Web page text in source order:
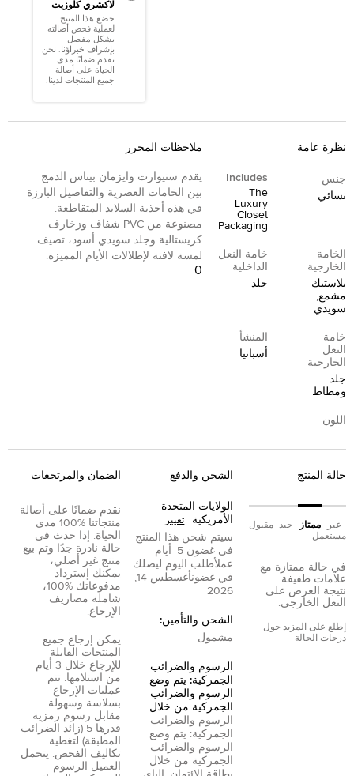
لاكشري كلوزيت
خضع هذا المنتج
لعملية فحص أصالته
بشكل مفصل
بإشراف خبراؤنا. نحن
نقدم ضمانًا مدى
الحياة على أصالة
جميع المنتجات لدينا.
نظرة عامة
جنس
نسائي
Includes
The
Luxury
Closet
Packaging
الخامة
الخارجية
بلاستيك
مشمع,
سويدي
خامة النعل
الداخلية
جلد
خامة
النعل
الخارجية
جلد
ومطاط
المنشأ
أسبانيا
اللون
ملاحظات المحرر
يقدم ستيوارت وايزمان بيناس الدمج
بين الخامات العصرية والتفاصيل البارزة
في هذه أحذية السلايد المتقاطعة.
مصنوعة من PVC شفاف وزخارف
كريستالية وجلد سويدي أسود، تضيف
لمسة لافتة لإطلالات الأيام المميزة.
0
حالة المنتج
غير
مستعمل
ممتاز جيد مقبول
في حالة ممتازة مع
علامات طفيفة
نتيجة العرض على
النعل الخارجي.
إطلع على المزيد حول
درجات الحالة
الشحن والدفع
الولايات المتحدة
الأمريكية
تغيير
سيتم شحن هذا المنتج
في غضون 5
أيام
عملأطلب اليوم ليصلك
في غضون
أغسطس 14,
2026
الشحن والتأمين:
مشمول
الرسوم والضرائب
الجمركية: يتم وضع
الرسوم والضرائب
الجمركية من خلال
الرسوم والضرائب
الجمركية: يتم وضع
الرسوم والضرائب
الجمركية من خلال
الضمان والمرتجعات
نقدم ضمانًا على أصالة
منتجاتنا %100 مدى
الحياة. إذا حدث في
حالة نادرة جدًا وتم بيع
منتج غير أصلي،
يمكنك إسترداد
مدفوعاتك %100،
شاملة مصاريف
الإرجاع.
يمكن إرجاع جميع
المنتجات القابلة
للإرجاع خلال 3 أيام
من استلامها. تتم
عمليات الإرجاع
بسلاسة وسهولة
مقابل رسوم رمزية
قدرها 5 (زائد الضرائب
المطبقة) لتغطية
تكاليف الفحص. يتحمل
العميل الرسوم